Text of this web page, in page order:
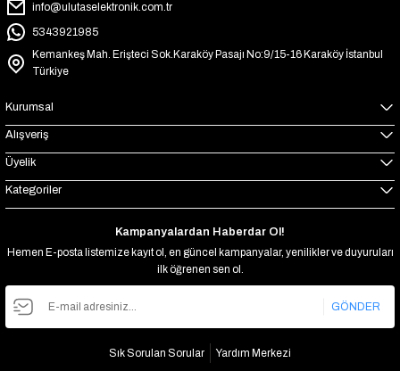
info@ulutaselektronik.com.tr
5343921985
Kemankeş Mah. Erişteci Sok.Karaköy Pasajı No:9/15-16 Karaköy İstanbul
Türkiye
Kurumsal
Alışveriş
Üyelik
Kategoriler
Kampanyalardan Haberdar Ol!
Hemen E-posta listemize kayıt ol, en güncel kampanyalar, yenilikler ve duyuruları
ilk öğrenen sen ol.
GÖNDER
Sık Sorulan Sorular Yardım Merkezi